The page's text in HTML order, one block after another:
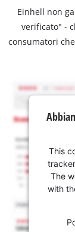
Einhell non
verificato" -
consumatori
This
The
with